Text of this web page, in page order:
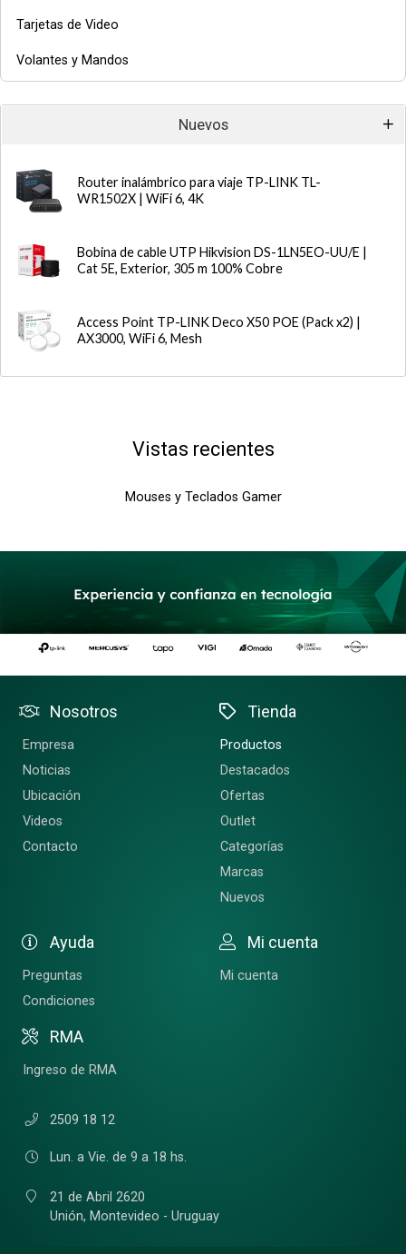
Tarjetas de Video
Volantes y Mandos
Nuevos
Router inalámbrico para viaje TP-LINK TL-
WR1502X | WiFi 6, 4K
Bobina de cable UTP Hikvision DS-1LN5EO-UU/E |
Cat 5E, Exterior, 305 m 100% Cobre
Access Point TP-LINK Deco X50 POE (Pack x2) |
AX3000, WiFi 6, Mesh
Vistas recientes
Mouses y Teclados Gamer
Nosotros
Empresa
Noticias
Ubicación
Videos
Contacto
Tienda
Productos
Destacados
Ofertas
Outlet
Categorías
Marcas
Nuevos
Ayuda
Preguntas
Condiciones
RMA
Ingreso de RMA
Mi cuenta
Mi cuenta
2509 18 12
Lun. a Vie. de 9 a 18 hs.
21 de Abril 2620
Unión, Montevideo - Uruguay